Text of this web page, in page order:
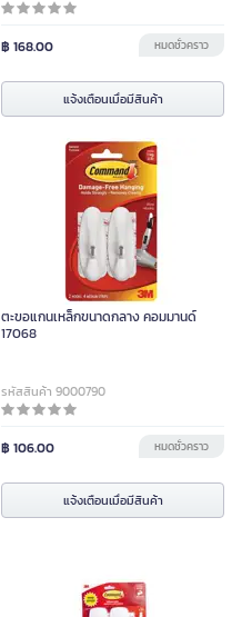
฿ 168.00 หมดชั่วคราว
แจ้งเตือนเมื่อมีสินค้า
ตะขอแกนเหล็กขนาดกลาง คอมมานด์
17068
รหัสสินค้า 9000790
฿ 106.00 หมดชั่วคราว
แจ้งเตือนเมื่อมีสินค้า